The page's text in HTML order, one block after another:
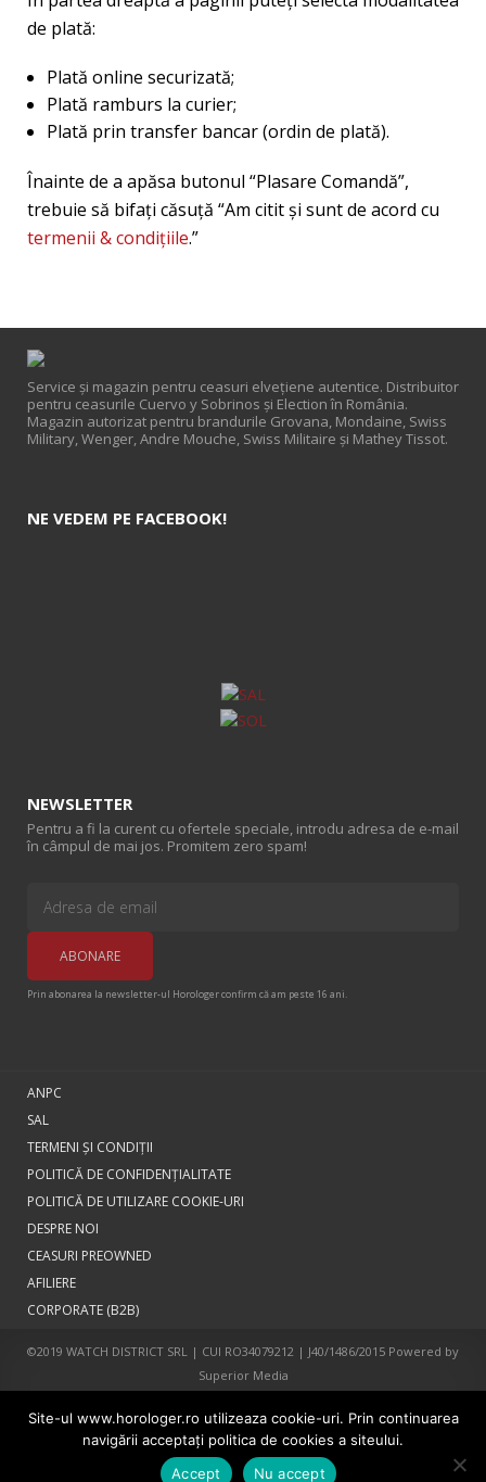
de plată:
Plată online securizată;
Plată ramburs la curier;
Plată prin transfer bancar (ordin de plată).
Înainte de a apăsa butonul “Plasare Comandă”,
trebuie să bifați căsuţă “Am citit și sunt de acord cu
termenii & condițiile.”
Service și magazin pentru ceasuri elveţiene autentice. Distribuitor
pentru ceasurile Cuervo y Sobrinos și Election în România.
Magazin autorizat pentru brandurile Grovana, Mondaine, Swiss
Military, Wenger, Andre Mouche, Swiss Militaire și Mathey Tissot.
NE VEDEM PE FACEBOOK!
NEWSLETTER
Pentru a fi la curent cu ofertele speciale, introdu adresa de e-mail
în câmpul de mai jos. Promitem zero spam!
Prin abonarea la newsletter-ul Horologer confirm că am peste 16 ani.
ANPC
SAL
TERMENI ŞI CONDIŢII
POLITICĂ DE CONFIDENȚIALITATE
POLITICĂ DE UTILIZARE COOKIE-URI
DESPRE NOI
CEASURI PREOWNED
AFILIERE
CORPORATE (B2B)
©2019 WATCH DISTRICT SRL | CUI RO34079212 | J40/1486/2015 Powered by
Superior Media
Site-ul www.horologer.ro utilizeaza cookie-uri. Prin continuarea
navigării acceptaţi politica de cookies a siteului.
Accept
Nu accept